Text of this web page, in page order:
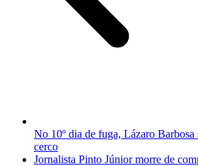
No 10º dia de fuga, Lázaro Barbosa
cerco
Jornalista Pinto Júnior morre de